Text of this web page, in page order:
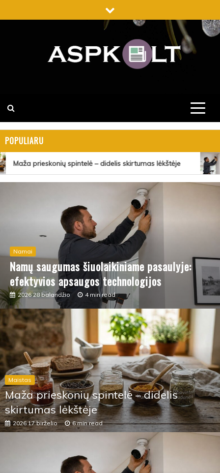
to
POPULIARU
Maža prieskonių spintelė – didelis skirtumas lėkštėje
Paslaugos
Kokia turėtų būti buhalterio programa?
2025 16 spalio 3 min read
Maistas
Maža prieskonių spintelė – didelis
skirtumas lėkštėje
2026 17 birželio 6 min read